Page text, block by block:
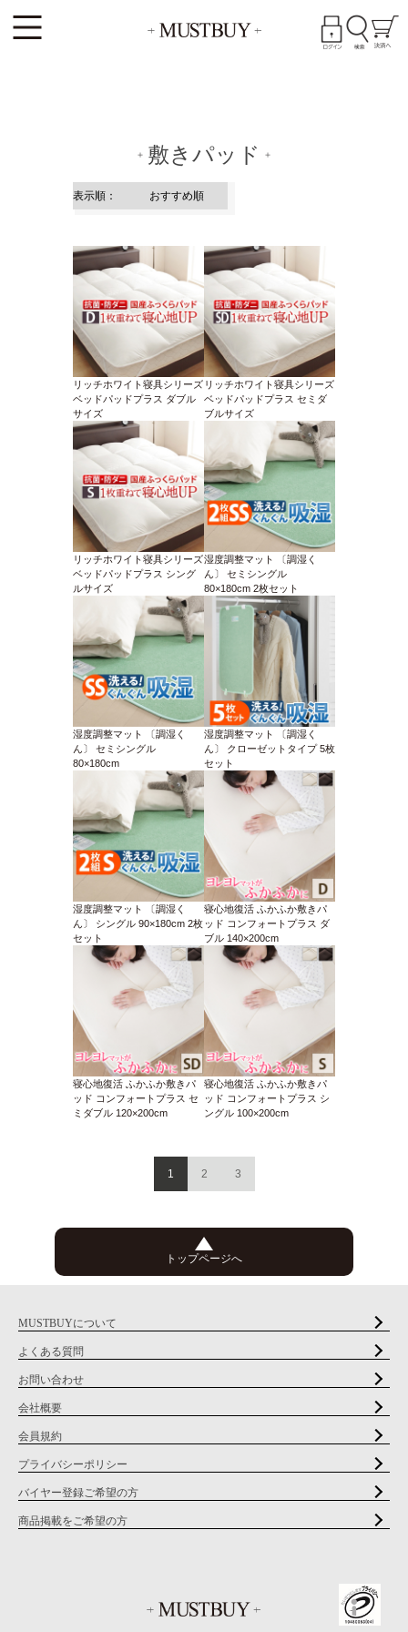
敷きパッド
リッチホワイト寝具シリーズ
ベッドパッドプラス ダブル
サイズ
リッチホワイト寝具シリーズ
ベッドパッドプラス セミダ
ブルサイズ
リッチホワイト寝具シリーズ
ベッドパッドプラス シング
ルサイズ
湿度調整マット 〔調湿く
ん〕 セミシングル
80×180cm 2枚セット
湿度調整マット 〔調湿く
ん〕 セミシングル
80×180cm
湿度調整マット 〔調湿く
ん〕 クローゼットタイプ 5枚
セット
湿度調整マット 〔調湿く
ん〕 シングル 90×180cm 2枚
セット
寝心地復活 ふかふか敷きパ
ッド コンフォートプラス ダ
ブル 140×200cm
寝心地復活 ふかふか敷きパ
ッド コンフォートプラス セ
ミダブル 120×200cm
寝心地復活 ふかふか敷きパ
ッド コンフォートプラス シ
ングル 100×200cm
1 2 3
トップページへ
MUSTBUYについて
よくある質問
お問い合わせ
会社概要
会員規約
プライバシーポリシー
バイヤー登録ご希望の方
商品掲載をご希望の方